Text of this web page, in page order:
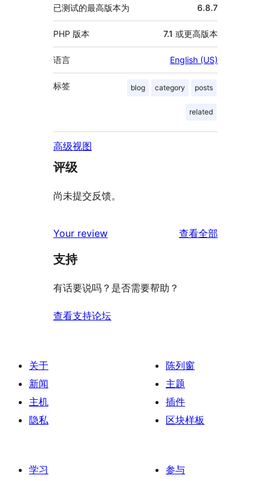
已测试的最高版本为 6.8.7
PHP 版本 7.1 或更高版本
语言 English (US)
标签 blog category posts
related
高级视图
评级
尚未提交反馈。
Your review 查看全部
支持
有话要说吗？是否需要帮助？
查看支持论坛
关于
新闻
主机
隐私
陈列窗
主题
插件
区块样板
学习
参与